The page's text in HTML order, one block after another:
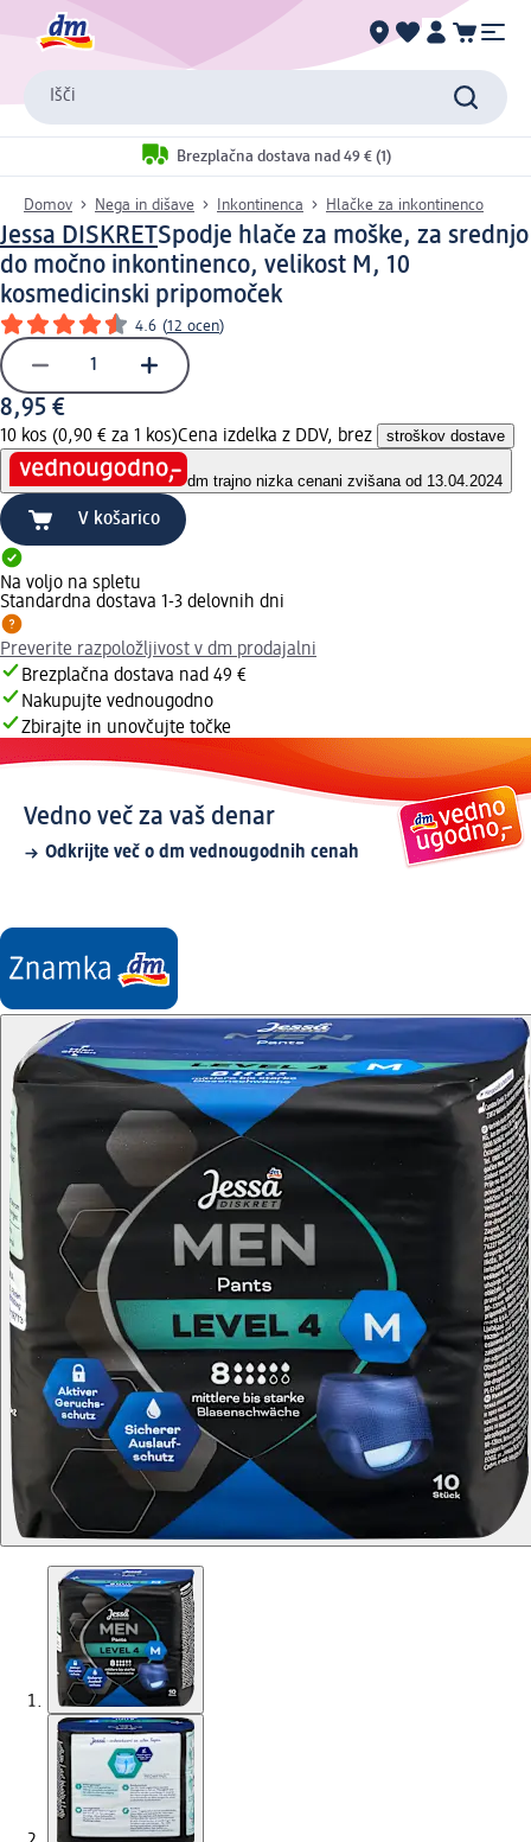
Išči
Brezplačna dostava nad 49 € (1)
Domov Nega in dišave Inkontinenca Hlačke za inkontinenco
Jessa DISKRETSpodje hlače za moške, za srednjo
do močno inkontinenco, velikost M, 10
kosmedicinski pripomoček
4.6 (12 ocen)
8,95 €
10 kos (0,90 € za 1 kos)Cena izdelka z DDV, brez stroškov dostave
dm trajno nizka cenani zvišana od 13.04.2024
V košarico
Na voljo na spletu
Standardna dostava 1-3 delovnih dni
Preverite razpoložljivost v dm prodajalni
Brezplačna dostava nad 49 €
Nakupujte vednougodno
Zbirajte in unovčujte točke
Vedno več za vaš denar
Odkrijte več o dm vednougodnih cenah